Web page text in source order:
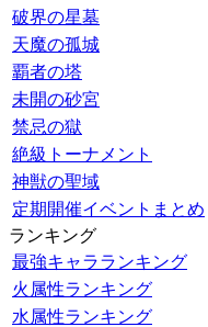
破界の星墓
天魔の孤城
覇者の塔
未開の砂宮
禁忌の獄
絶級トーナメント
神獣の聖域
定期開催イベントまとめ
ランキング
最強キャラランキング
火属性ランキング
水属性ランキング